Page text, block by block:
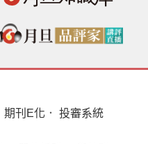
期刊E化 ． 投審系統